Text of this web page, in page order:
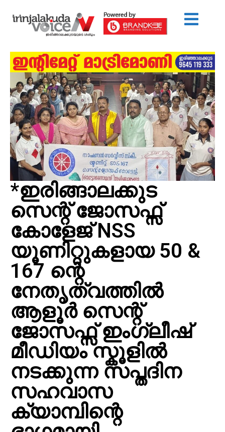
*ഇരിങ്ങാലക്കുട
സെന്റ് ജോസഫ്സ്
കോളേജ് NSS
യൂണിറ്റുകളായ 50 &
167 ന്റെ
നേതൃത്വത്തിൽ
ആളൂർ സെന്റ്
ജോസഫ്സ് ഇംഗ്ലീഷ്
മീഡിയം സ്കൂളിൽ
നടക്കുന്ന സപ്തദിന
സഹവാസ
ക്യാമ്പിന്റെ